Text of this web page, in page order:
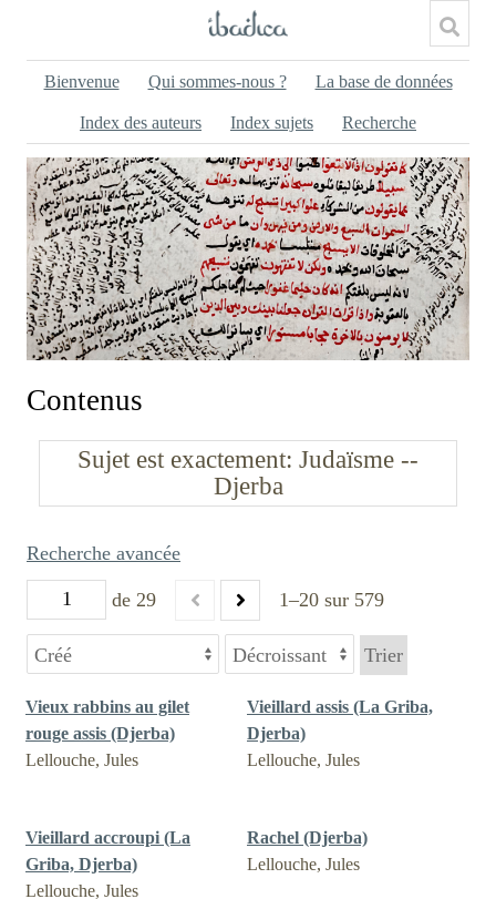
Bienvenue Qui sommes-nous ? La base de données
Index des auteurs Index sujets Recherche
Contenus
Sujet est exactement Judaïsme --
Djerba
de 29 1–20 sur 579
Recherche avancée
Trier
Vieux rabbins au gilet
rouge assis (Djerba)
Lellouche, Jules
Vieillard assis (La Griba,
Djerba)
Lellouche, Jules
Vieillard accroupi (La
Griba, Djerba)
Lellouche, Jules
Rachel (Djerba)
Lellouche, Jules